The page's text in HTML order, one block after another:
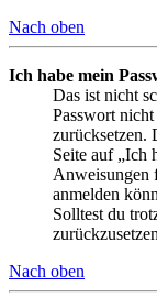
Nach oben
Ich habe mein
Das ist nicht
Passwort
zurücksetzen.
Seite auf „Ich
Anweisungen
anmelden
Solltest du
Nach oben